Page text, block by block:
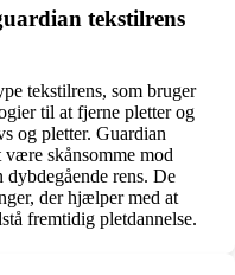
tekstilrens
tekstilrens, som bruger
til at fjerne pletter og
og pletter. Guardian
skånsomme mod
dybdegående rens. De
der hjælper med at
fremtidig pletdannelse.